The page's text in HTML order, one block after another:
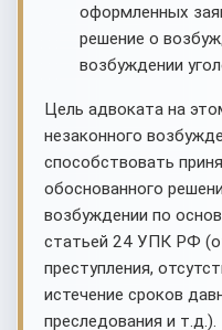
оформленных
решение о
возбуждении
Цель адвоката на
незаконного
способствовать
обоснованного
возбуждении по
статьей 24 УПК РФ
преступления,
истечение сроков
преследования и т.д.).